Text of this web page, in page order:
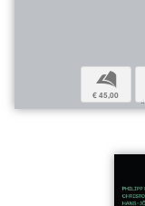
b
€ 45,00